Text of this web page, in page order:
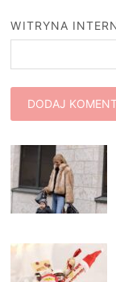
WITRYNA